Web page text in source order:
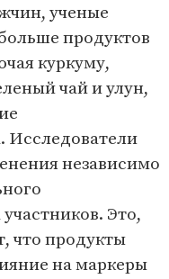
ученые
продуктов
куркуму,
чай и улун,
Исследователи
независимо
Это,
что продукты
на маркеры